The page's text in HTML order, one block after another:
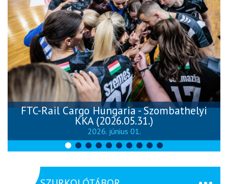
FTC-Rail Cargo Hungaria - Szombathelyi
KKA (2026.05.31.)
2026. június 01.